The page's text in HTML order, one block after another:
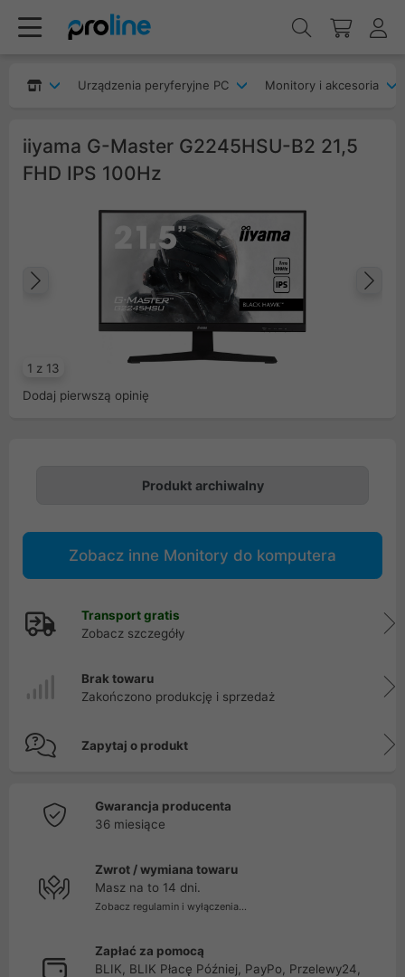
Urządzenia peryferyjne PC Monitory i akcesoria
iiyama G-Master G2245HSU-B2 21,5
FHD IPS 100Hz
1 z 13
Poprzedni
Dodaj pierwszą opinię
Produkt archiwalny
Zobacz inne Monitory do komputera
Transport gratis
Zobacz szczegóły
Brak towaru
Zakończono produkcję i sprzedaż
Zapytaj o produkt
Gwarancja producenta
36 miesiące
Zwrot / wymiana towaru
Masz na to 14 dni.
Zobacz regulamin i wyłączenia...
Zapłać za pomocą
BLIK, BLIK Płacę Później, PayPo, Przelewy24,